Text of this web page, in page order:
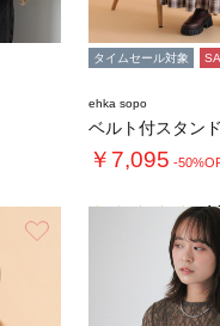
タイムセール対象
ehka sopo
￥7,095 -